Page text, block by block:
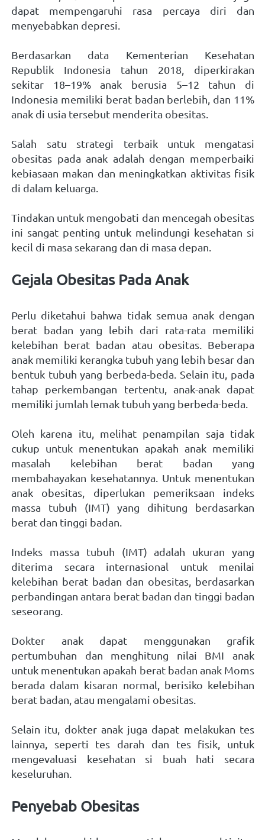
dapat mempengaruhi rasa percaya diri dan
menyebabkan depresi.
Berdasarkan data Kementerian Kesehatan
Republik Indonesia tahun 2018, diperkirakan
sekitar 18–19% anak berusia 5–12 tahun di
Indonesia memiliki berat badan berlebih, dan 11%
anak di usia tersebut menderita obesitas.
Salah satu strategi terbaik untuk mengatasi
obesitas pada anak adalah dengan memperbaiki
kebiasaan makan dan meningkatkan aktivitas fisik
di dalam keluarga.
Tindakan untuk mengobati dan mencegah obesitas
ini sangat penting untuk melindungi kesehatan si
kecil di masa sekarang dan di masa depan.
Gejala Obesitas Pada Anak
Perlu diketahui bahwa tidak semua anak dengan
berat badan yang lebih dari rata-rata memiliki
kelebihan berat badan atau obesitas. Beberapa
anak memiliki kerangka tubuh yang lebih besar dan
bentuk tubuh yang berbeda-beda. Selain itu, pada
tahap perkembangan tertentu, anak-anak dapat
memiliki jumlah lemak tubuh yang berbeda-beda.
Oleh karena itu, melihat penampilan saja tidak
cukup untuk menentukan apakah anak memiliki
masalah kelebihan berat badan yang
membahayakan kesehatannya. Untuk menentukan
anak obesitas, diperlukan pemeriksaan indeks
massa tubuh (IMT) yang dihitung berdasarkan
berat dan tinggi badan.
Indeks massa tubuh (IMT) adalah ukuran yang
diterima secara internasional untuk menilai
kelebihan berat badan dan obesitas, berdasarkan
perbandingan antara berat badan dan tinggi badan
seseorang.
Dokter anak dapat menggunakan grafik
pertumbuhan dan menghitung nilai BMI anak
untuk menentukan apakah berat badan anak Moms
berada dalam kisaran normal, berisiko kelebihan
berat badan, atau mengalami obesitas.
Selain itu, dokter anak juga dapat melakukan tes
lainnya, seperti tes darah dan tes fisik, untuk
mengevaluasi kesehatan si buah hati secara
keseluruhan.
Penyebab Obesitas